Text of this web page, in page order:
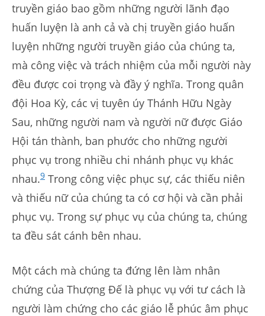
truyền giáo bao gồm những người lãnh đạo
huấn luyện là anh cả và chị truyền giáo huấn
luyện những người truyền giáo của chúng ta,
mà công việc và trách nhiệm của mỗi người này
đều được coi trọng và đầy ý nghĩa. Trong quân
đội Hoa Kỳ, các vị tuyên úy Thánh Hữu Ngày
Sau, những người nam và người nữ được Giáo
Hội tán thành, ban phước cho những người
phục vụ trong nhiều chi nhánh phục vụ khác
nhau.9 Trong công việc phục sự, các thiếu niên
và thiếu nữ của chúng ta có cơ hội và cần phải
phục vụ. Trong sự phục vụ của chúng ta, chúng
ta đều sát cánh bên nhau.
Một cách mà chúng ta đứng lên làm nhân
chứng của Thượng Đế là phục vụ với tư cách là
người làm chứng cho các giáo lễ phúc âm phục